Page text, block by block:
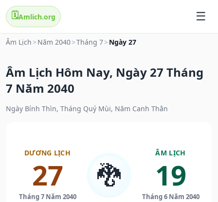
🗓️Amlich.org
Âm Lịch > Năm 2040>Tháng 7> Ngày 27
Âm Lịch Hôm Nay, Ngày 27 Tháng
7 Năm 2040
Ngày Bính Thìn, Tháng Quý Mùi, Năm Canh Thân
DƯƠNG LỊCH
27
Tháng 7 Năm 2040
🐉
ÂM LỊCH
19
Tháng 6 Năm 2040